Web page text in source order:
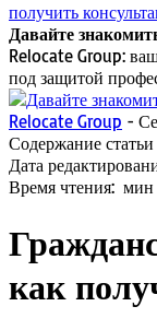
получить
Давайте
Relocate Group:
под защитой
Relocate Group -
Содержание статьи
Дата
Время чтения: мин
как